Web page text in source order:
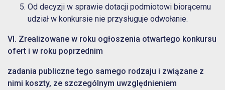
Od decyzji w sprawie dotacji podmiotowi biorącemu
udział w konkursie nie przysługuje odwołanie.
VI. Zrealizowane w roku ogłoszenia otwartego konkursu
ofert i w roku poprzednim
zadania publiczne tego samego rodzaju i związane z
nimi koszty, ze szczególnym uwzględnieniem